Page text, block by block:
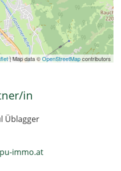
| Map data ©OpenStreetMapcontributors
in
immo.at